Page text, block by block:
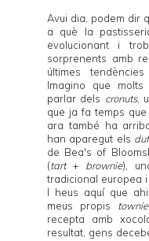
Avui dia, podem dir
a què la
evolucionant i
sorprenents amb
últimes
Imagino que
parlar dels cronuts,
que ja fa temps
ara també ha
han aparegut els
de Bea's of
(tart+ brownie),
tradicional europea
I heus aquí que
meus propis
recepta amb
resultat, gens